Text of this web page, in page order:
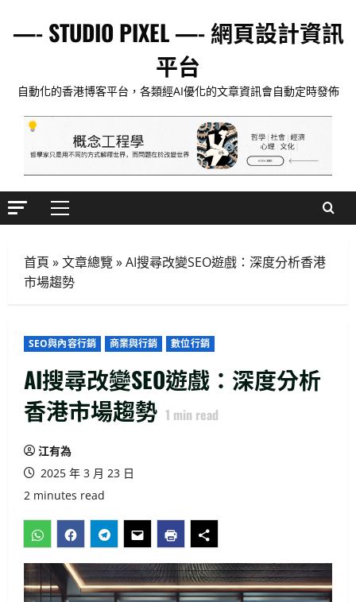
—- STUDIO PIXEL —- 網頁設計資訊
平台
自動化的香港博客平台，各類經AI優化的文章資訊會自動定時發佈
Primary
首頁 »文章總覽»AI搜尋改變SEO遊戲：深度分析香港
市場趨勢
SEO與內容行銷 商業與行銷 數位行銷
AI搜尋改變SEO遊戲：深度分析
香港市場趨勢 1 min read
江有為
2025 年 3 月 23 日
2 minutes read